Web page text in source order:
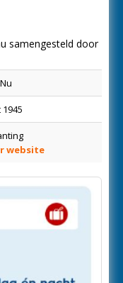
samengesteld door
1945
website